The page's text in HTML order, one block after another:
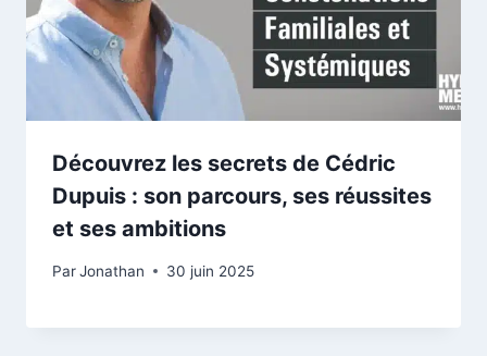
Découvrez les secrets de Cédric
Dupuis : son parcours, ses réussites
et ses ambitions
ParJonathan 30 juin 2025